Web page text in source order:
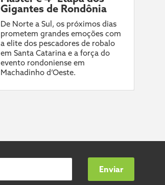
Gigantes de Rondônia
De Norte a Sul, os próximos dias
prometem grandes emoções com
a elite dos pescadores de robalo
em Santa Catarina e a força do
evento rondoniense em
Machadinho d’Oeste.
Enviar